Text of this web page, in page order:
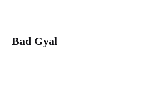
Bad Gyal